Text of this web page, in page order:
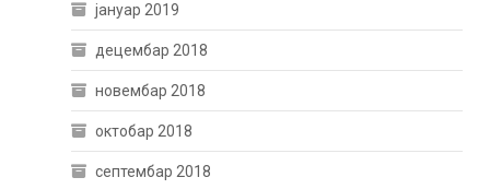
јануар 2019
децембар 2018
новембар 2018
октобар 2018
септембар 2018